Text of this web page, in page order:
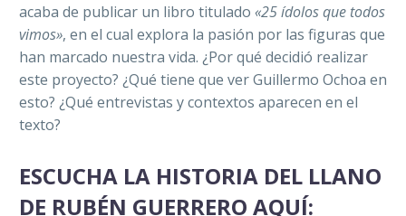
acaba de publicar un libro titulado «25 ídolos que todos
vimos», en el cual explora la pasión por las figuras que
han marcado nuestra vida. ¿Por qué decidió realizar
este proyecto? ¿Qué tiene que ver Guillermo Ochoa en
esto? ¿Qué entrevistas y contextos aparecen en el
texto?
ESCUCHA LA HISTORIA DEL LLANO
DE RUBÉN GUERRERO AQUÍ: